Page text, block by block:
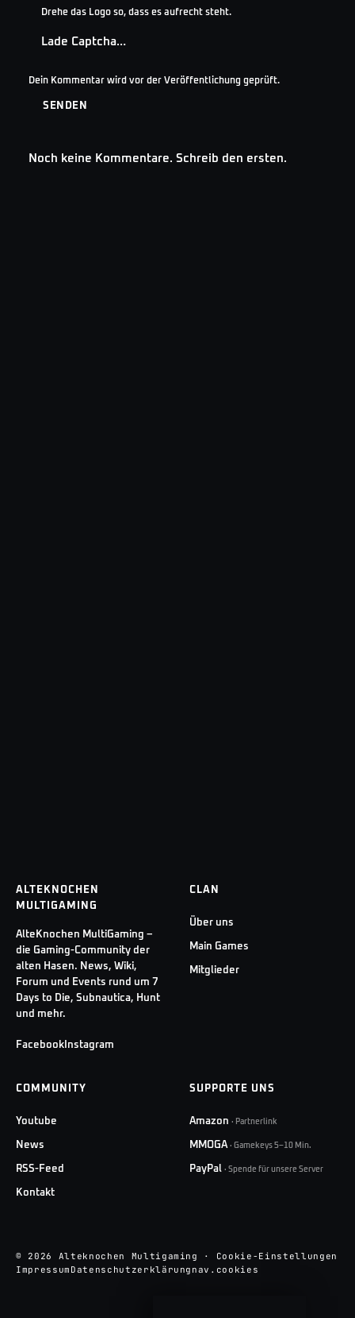
Drehe das Logo so, dass es aufrecht steht.
Lade Captcha…
Dein Kommentar wird vor der Veröffentlichung geprüft.
SENDEN
Noch keine Kommentare. Schreib den ersten.
ALTEKNOCHEN
MULTIGAMING
AlteKnochen MultiGaming –
die Gaming-Community der
alten Hasen. News, Wiki,
Forum und Events rund um 7
Days to Die, Subnautica, Hunt
und mehr.
Facebook Instagram
CLAN
Über uns
Main Games
Mitglieder
COMMUNITY
Youtube
News
RSS-Feed
Kontakt
SUPPORTE UNS
Amazon · Partnerlink
MMOGA · Gamekeys 5–10 Min.
PayPal · Spende für unsere Server
© 2026 Alteknochen Multigaming · Cookie-Einstellungen
Impressum Datenschutzerklärung nav.cookies